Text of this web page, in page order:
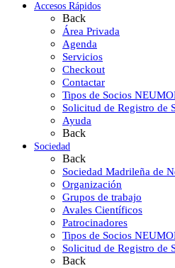
Accesos Rápidos
Back
Área Privada
Agenda
Servicios
Checkout
Contactar
Tipos de Socios
Solicitud de Registro de
Ayuda
Back
Sociedad
Back
Sociedad Madrileña de
Organización
Grupos de trabajo
Avales Científicos
Patrocinadores
Tipos de Socios
Solicitud de Registro de
Back